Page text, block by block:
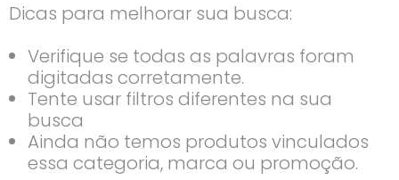
Dicas para melhorar sua busca:
Verifique se todas as palavras foram
digitadas corretamente.
Tente usar filtros diferentes na sua
busca
Ainda não temos produtos vinculados
essa categoria, marca ou promoção.